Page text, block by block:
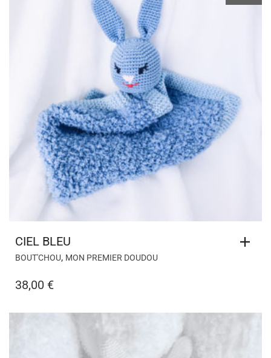
CIEL BLEU
BOUT'CHOU, MON PREMIER DOUDOU
38,00 €